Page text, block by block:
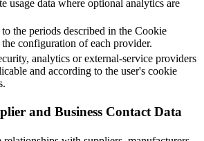
usage data where optional analytics are
the periods described in the Cookie
configuration of each provider.
analytics or external-service providers
and according to the user's cookie
and Business Contact Data